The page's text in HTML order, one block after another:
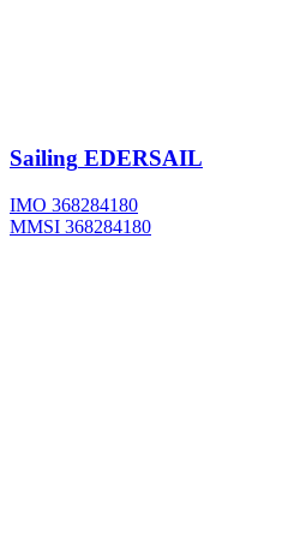
Sailing EDERSAIL
IMO 368284180
MMSI 368284180